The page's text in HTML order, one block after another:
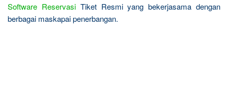
Software ReservasiTiket Resmi yang bekerjasama dengan
berbagai maskapai penerbangan.